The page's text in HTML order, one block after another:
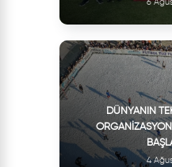
6
DÜNYANIN
4